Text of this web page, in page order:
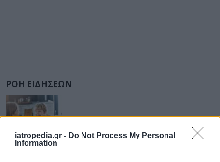
iatropedia.gr - Do Not Process My Personal
Information
ΡΟΗ ΕΙΔΗΣΕΩΝ
ΔΙΑΤΡΟΦΗ 07 Αυγούστου 2026 19:06